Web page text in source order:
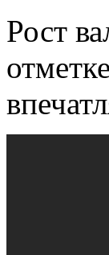
Рост